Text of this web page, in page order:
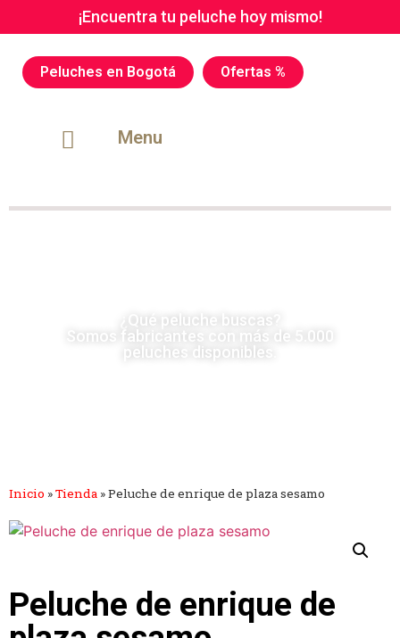
¡Encuentra tu peluche hoy mismo!
Peluches en Bogotá Ofertas %
Menu
¿Qué peluche buscas?
Somos fabricantes con más de 5.000
peluches disponibles.
Inicio »Tienda »Peluche de enrique de plaza sesamo
Peluche de enrique de